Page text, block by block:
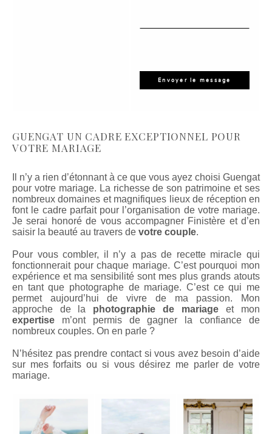
GUENGAT UN CADRE EXCEPTIONNEL POUR
VOTRE MARIAGE
Il n’y a rien d’étonnant à ce que vous ayez choisi Guengat
pour votre mariage. La richesse de son patrimoine et ses
nombreux domaines et magnifiques lieux de réception en
font le cadre parfait pour l’organisation de votre mariage.
Je serai honoré de vous accompagner Finistère et d’en
saisir la beauté au travers de votre couple.
Pour vous combler, il n’y a pas de recette miracle qui
fonctionnerait pour chaque mariage. C’est pourquoi mon
expérience et ma sensibilité sont mes plus grands atouts
en tant que photographe de mariage. C’est ce qui me
permet aujourd’hui de vivre de ma passion. Mon
approche de la photographie de mariage et mon
expertise m’ont permis de gagner la confiance de
nombreux couples. On en parle ?
N’hésitez pas prendre contact si vous avez besoin d’aide
sur mes forfaits ou si vous désirez me parler de votre
mariage.